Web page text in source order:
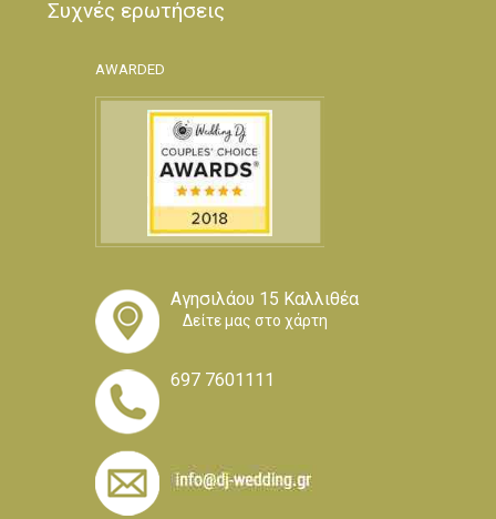
Συχνές ερωτήσεις
AWARDED
Αγησιλάου 15 Καλλιθέα
Δείτε μας στο χάρτη
697 7601111